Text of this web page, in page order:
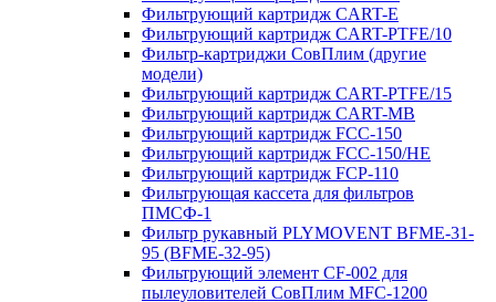
Фильтрующий картридж CART-E
Фильтрующий картридж CART-PTFE/10
Фильтр-картриджи СовПлим (другие
модели)
Фильтрующий картридж CART-PTFE/15
Фильтрующий картридж CART-MB
Фильтрующий картридж FCC-150
Фильтрующий картридж FCC-150/HE
Фильтрующий картридж FCP-110
Фильтрующая кассета для фильтров
ПМСФ-1
Фильтр рукавный PLYMOVENT BFME-31-
95 (BFME-32-95)
Фильтрующий элемент CF-002 для
пылеуловителей СовПлим MFC-1200